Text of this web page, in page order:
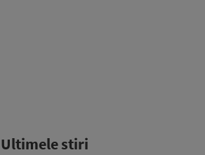
Ultimele stiri